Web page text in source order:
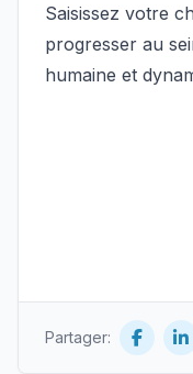
Saisissez votre
progresser au
humaine et
Partager: